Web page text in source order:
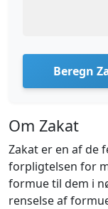
Beregn
Om Zakat
Zakat er en af de
forpligtelsen for
formue til dem i
renselse af